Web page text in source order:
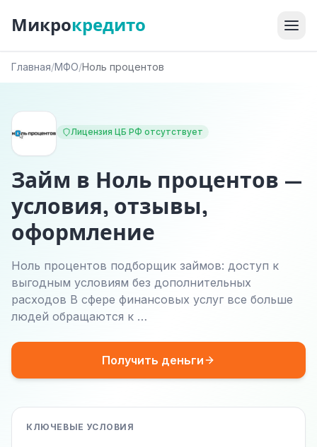
Микрокредито
Главная/МФО/Ноль процентов
Лицензия ЦБ РФ отсутствует
Займ в Ноль процентов —
условия, отзывы,
оформление
Ноль процентов подборщик займов: доступ к
выгодным условиям без дополнительных
расходов В сфере финансовых услуг все больше
людей обращаются к …
Получить деньги
КЛЮЧЕВЫЕ УСЛОВИЯ